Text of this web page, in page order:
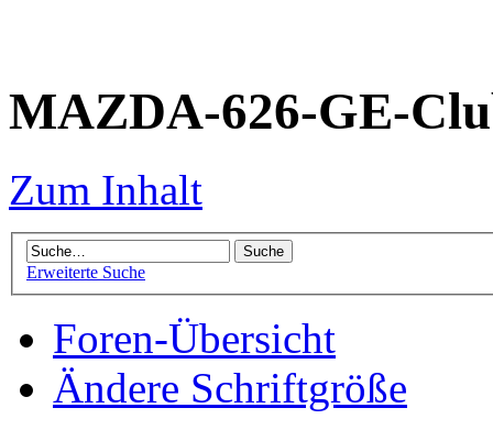
MAZDA-626-GE-
Zum Inhalt
Erweiterte Suche
Foren-Übersicht
Ändere Schriftgröße